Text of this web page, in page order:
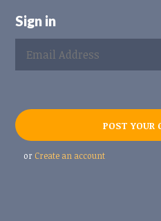
Sign in
or Create an account